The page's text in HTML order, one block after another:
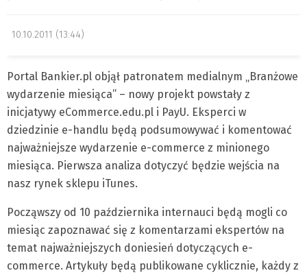
10.10.2011 (13:44)
Portal Bankier.pl objął patronatem medialnym „Branżowe
wydarzenie miesiąca” – nowy projekt powstały z
inicjatywy eCommerce.edu.pl i PayU. Eksperci w
dziedzinie e-handlu będą podsumowywać i komentować
najważniejsze wydarzenie e-commerce z minionego
miesiąca. Pierwsza analiza dotyczyć będzie wejścia na
nasz rynek sklepu iTunes.
Począwszy od 10 października internauci będą mogli co
miesiąc zapoznawać się z komentarzami ekspertów na
temat najważniejszych doniesień dotyczących e-
commerce. Artykuły będą publikowane cyklicznie, każdy z